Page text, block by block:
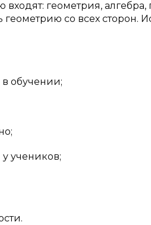
геометрия, алгебра,
со всех сторон.
обучении;
учеников;